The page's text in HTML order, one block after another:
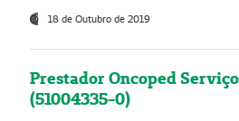
18 de Outubro de 2019
Prestador Oncoped
(51004335-0)